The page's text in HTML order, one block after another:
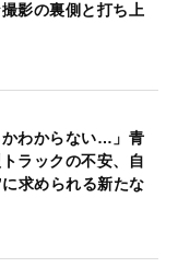
影の裏側と打ち上
かわからない…」青
ラックの不安、自
求められる新たな